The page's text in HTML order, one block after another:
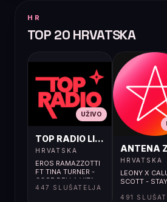
HR
TOP 20 HRVATSKA
UŽIVO
TOP RADIO LIVE
HRVATSKA
EROS RAMAZZOTTI
FT TINA TURNER -
COSE DELLA VITA
447 SLUŠATELJA
ANTENA
HRVATSKA
LEONY X
SCOTT - STAY
491